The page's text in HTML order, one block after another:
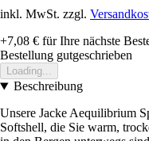
inkl. MwSt. zzgl.
+7,08 € für Ihre nächste
Bestellung gutgeschrieben
Loading...
Beschreibung
Unsere Jacke Aequilibrium
Softshell, die Sie warm,